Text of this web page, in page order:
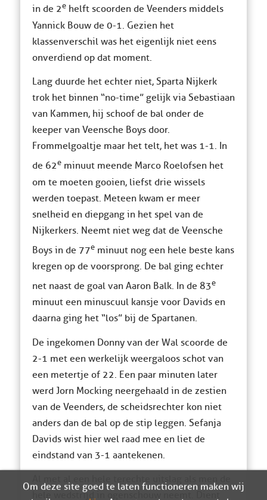
in de 2ehelft scoorden de Veenders middels
Yannick Bouw de 0-1. Gezien het
klassenverschil was het eigenlijk niet eens
onverdiend op dat moment.
Lang duurde het echter niet, Sparta Nijkerk
trok het binnen “no-time” gelijk via Sebastiaan
van Kammen, hij schoof de bal onder de
keeper van Veensche Boys door.
Frommelgoaltje maar het telt, het was 1-1. In
de 62eminuut meende Marco Roelofsen het
om te moeten gooien, liefst drie wissels
werden toepast. Meteen kwam er meer
snelheid en diepgang in het spel van de
Nijkerkers. Neemt niet weg dat de Veensche
Boys in de 77eminuut nog een hele beste kans
kregen op de voorsprong. De bal ging echter
net naast de goal van Aaron Balk. In de 83e
minuut een minuscuul kansje voor Davids en
daarna ging het “los” bij de Spartanen.
De ingekomen Donny van der Wal scoorde de
2-1 met een werkelijk weergaloos schot van
een metertje of 22. Een paar minuten later
werd Jorn Mocking neergehaald in de zestien
van de Veenders, de scheidsrechter kon niet
anders dan de bal op de stip leggen. Sefanja
Davids wist hier wel raad mee en liet de
eindstand van 3-1 aantekenen.
Al met al een hele terechte uitslag als men de
hele wedstrijd in ogenschouw neemt. Dient
Om deze site goed te laten functioneren maken wij